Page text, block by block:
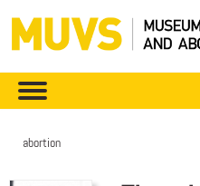
abortion